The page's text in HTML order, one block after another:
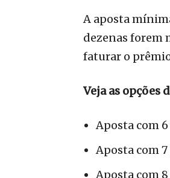
A aposta
dezenas forem
faturar o
Veja as opções
Aposta com
Aposta com 7
Aposta com 8